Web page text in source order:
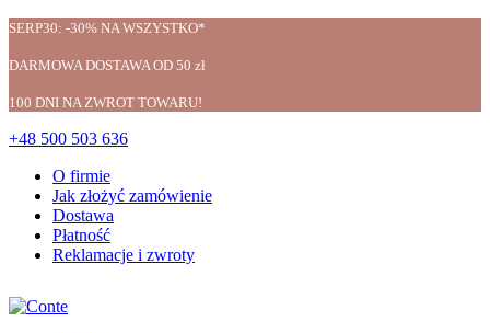
SERP30: -30% NA WSZYSTKO*
DARMOWA DOSTAWA OD 50 zł
100 DNI NA ZWROT TOWARU!
+48 500 503 636
O firmie
Jak złożyć zamówienie
Dostawa
Płatność
Reklamacje i zwroty